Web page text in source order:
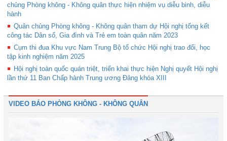
chủng Phòng không - Không quân thực hiện nhiệm vụ diễu binh, diễu
hành
Quân chủng Phòng không - Không quân tham dự Hội nghị tổng kết
công tác Dân số, Gia đình và Trẻ em toàn quân năm 2023
Cụm thi đua Khu vực Nam Trung Bộ tổ chức Hội nghị trao đổi, học
tập kinh nghiệm năm 2025
Hội nghị toàn quốc quán triệt, triển khai thực hiện Nghị quyết Hội nghị
lần thứ 11 Ban Chấp hành Trung ương Đảng khóa XIII
VIDEO BÁO PHÒNG KHÔNG - KHÔNG QUÂN